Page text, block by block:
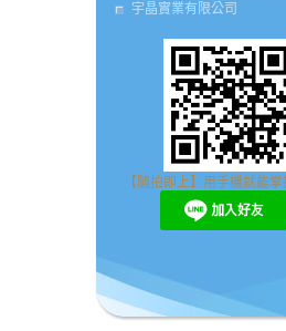
宇晶實業有限公司
【隨拍即上】用手機就能掌